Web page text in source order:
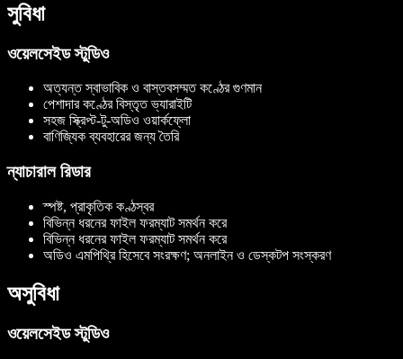
সুবিধা
ওয়েলসেইড স্টুডিও
অত্যন্ত স্বাভাবিক ও বাস্তবসম্মত কণ্ঠের গুণমান
পেশাদার কণ্ঠের বিস্তৃত ভ্যারাইটি
সহজ স্ক্রিপ্ট-টু-অডিও ওয়ার্কফ্লো
বাণিজ্যিক ব্যবহারের জন্য তৈরি
ন্যাচারাল রিডার
স্পষ্ট, প্রাকৃতিক কণ্ঠস্বর
বিভিন্ন ধরনের ফাইল ফরম্যাট সমর্থন করে
বিভিন্ন ধরনের ফাইল ফরম্যাট সমর্থন করে
অডিও এমপিথ্রি হিসেবে সংরক্ষণ; অনলাইন ও ডেস্কটপ সংস্করণ
অসুবিধা
ওয়েলসেইড স্টুডিও